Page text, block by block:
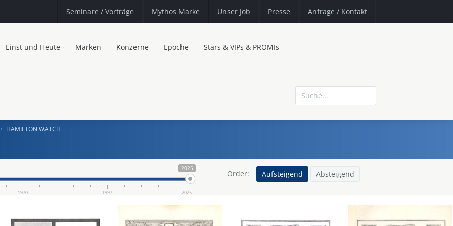
Seminare / Vorträge Mythos Marke Unser Job Presse Anfrage / Kontakt
Einst und Heute Marken Konzerne Epoche Stars & VIPs & PROMIs
HAMILTON WATCH
2025
1970 1997 2025
Order: Aufsteigend Absteigend